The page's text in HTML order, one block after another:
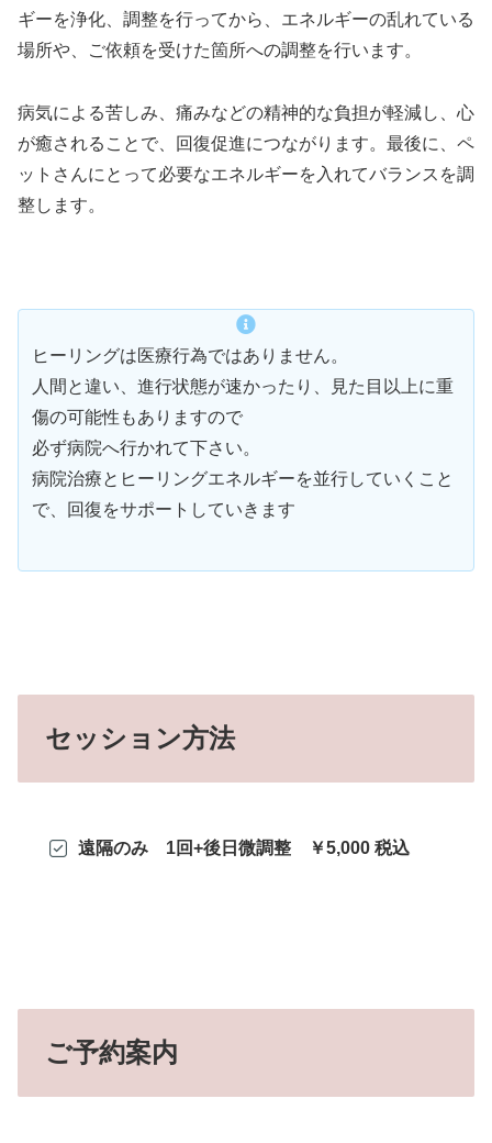
ギーを浄化、調整を行ってから、エネルギーの乱れている
場所や、ご依頼を受けた箇所への調整を行います。
病気による苦しみ、痛みなどの精神的な負担が軽減し、心
が癒されることで、回復促進につながります。最後に、ペ
ットさんにとって必要なエネルギーを入れてバランスを調
整します。
ヒーリングは医療行為ではありません。
人間と違い、進行状態が速かったり、見た目以上に重
傷の可能性もありますので
必ず病院へ行かれて下さい。
病院治療とヒーリングエネルギーを並行していくこと
で、回復をサポートしていきます
セッション方法
遠隔のみ 1回+後日微調整 ￥5,000 税込
ご予約案内